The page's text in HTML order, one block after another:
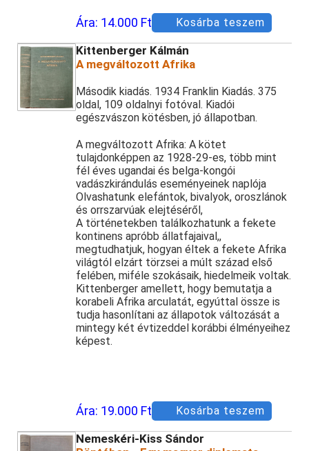
Ára: 14.000 Ft Kosárba teszem
Kittenberger Kálmán
A megváltozott Afrika
Második kiadás. 1934 Franklin Kiadás. 375
oldal, 109 oldalnyi fotóval. Kiadói
egészvászon kötésben, jó állapotban.
A megváltozott Afrika: A kötet
tulajdonképpen az 1928-29-es, több mint
fél éves ugandai és belga-kongói
vadászkirándulás eseményeinek naplója
Olvashatunk elefántok, bivalyok, oroszlánok
és orrszarvúak elejtéséről,
A történetekben találkozhatunk a fekete
kontinens apróbb állatfajaival,,
megtudhatjuk, hogyan éltek a fekete Afrika
világtól elzárt törzsei a múlt század első
felében, miféle szokásaik, hiedelmeik voltak.
Kittenberger amellett, hogy bemutatja a
korabeli Afrika arculatát, egyúttal össze is
tudja hasonlítani az állapotok változását a
mintegy két évtizeddel korábbi élményeihez
képest.
Ára: 19.000 Ft Kosárba teszem
Nemeskéri-Kiss Sándor